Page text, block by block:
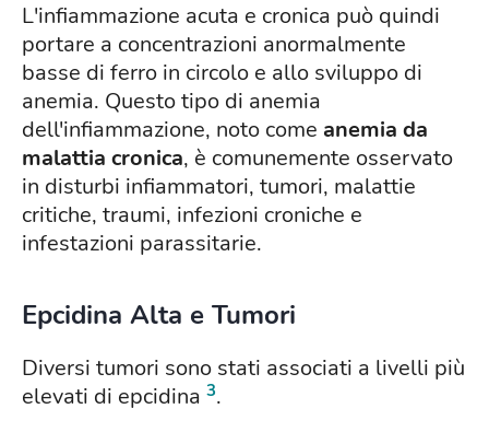
L'infiammazione acuta e cronica può quindi
portare a concentrazioni anormalmente
basse di ferro in circolo e allo sviluppo di
anemia. Questo tipo di anemia
dell'infiammazione, noto come anemia da
malattia cronica, è comunemente osservato
in disturbi infiammatori, tumori, malattie
critiche, traumi, infezioni croniche e
infestazioni parassitarie.
Epcidina Alta e Tumori
Diversi tumori sono stati associati a livelli più
elevati di epcidina 3.